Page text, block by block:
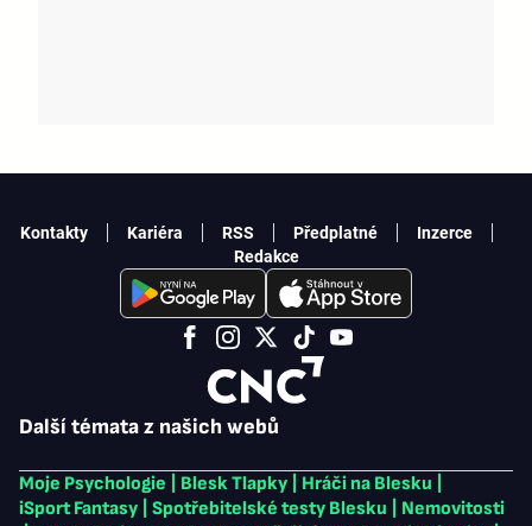
Další témata z našich webů
Moje Psychologie Blesk Tlapky Hráči na Blesku
iSport Fantasy
Spotřebitelské testy Blesku
Nemovitosti
Kontakty Kariéra RSS Předplatné
Inzerce
Redakce